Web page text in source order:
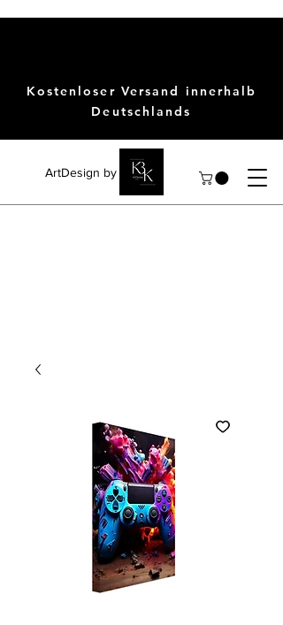
ArtDesign by KBK
Kostenloser Versand innerhalb
Deutschlands